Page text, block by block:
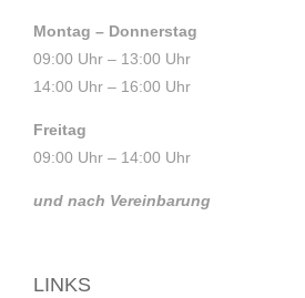
Montag – Donnerstag
09:00 Uhr – 13:00 Uhr
14:00 Uhr – 16:00 Uhr
Freitag
09:00 Uhr – 14:00 Uhr
und nach Vereinbarung
LINKS